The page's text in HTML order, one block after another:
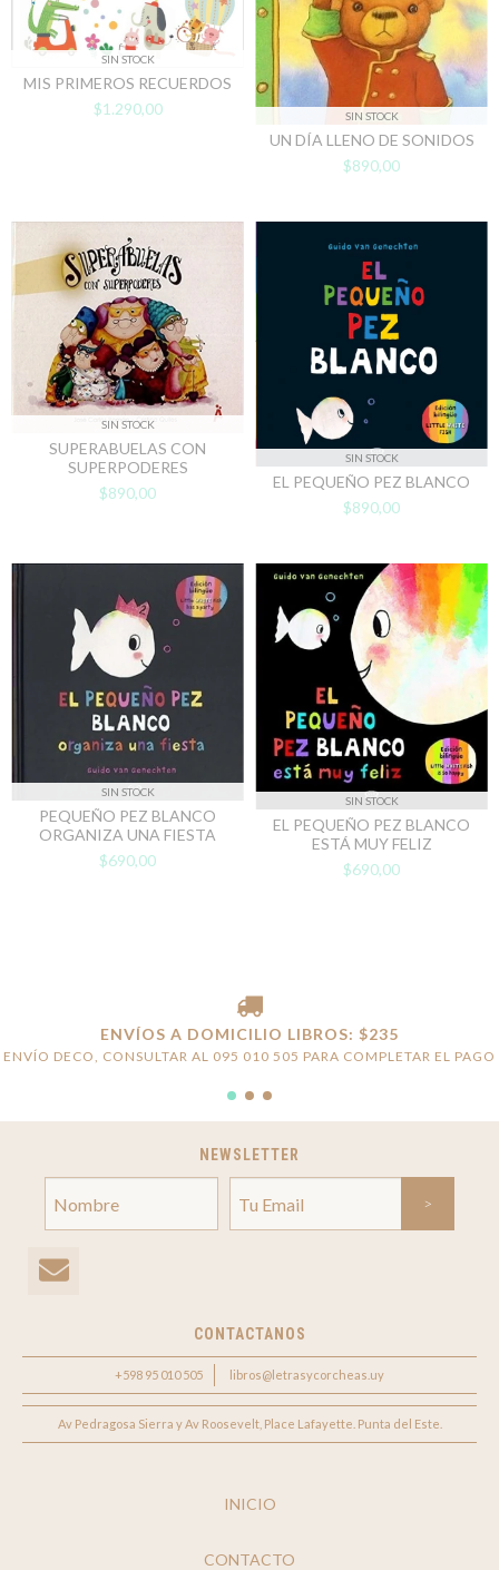
SIN STOCK
MIS PRIMEROS RECUERDOS
$1.290,00
SIN STOCK
UN DÍA LLENO DE SONIDOS
$890,00
SIN STOCK
SUPERABUELAS CON
SUPERPODERES
$890,00
SIN STOCK
EL PEQUEÑO PEZ BLANCO
$890,00
SIN STOCK
PEQUEÑO PEZ BLANCO
ORGANIZA UNA FIESTA
$690,00
SIN STOCK
EL PEQUEÑO PEZ BLANCO
ESTÁ MUY FELIZ
$690,00
ENVÍOS A DOMICILIO LIBROS: $235
ENVÍO DECO, CONSULTAR AL 095 010 505 PARA COMPLETAR EL PAGO
NEWSLETTER
CONTACTANOS
+598 95 010 505 libros@letrasycorcheas.uy
Av Pedragosa Sierra y Av Roosevelt, Place Lafayette. Punta del Este.
INICIO
CONTACTO